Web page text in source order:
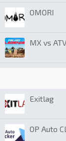
OMORI
MX vs
Exitlag
OP Auto